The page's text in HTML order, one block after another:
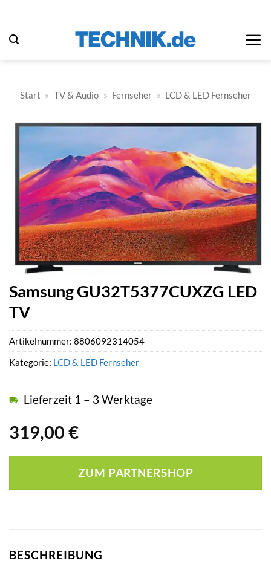
springen
Start » TV & Audio » Fernseher » LCD & LED Fernseher
Samsung GU32T5377CUXZG LED
TV
319,00 €
Lieferzeit 1 – 3 Werktage
ZUM PARTNERSHOP
Artikelnummer: 8806092314054
Kategorie: LCD & LED Fernseher
BESCHREIBUNG